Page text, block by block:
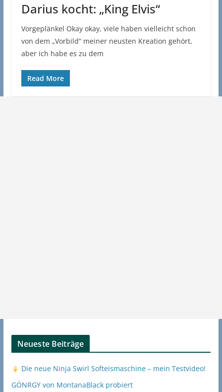
Darius kocht: „King Elvis“
Vorgeplänkel Okay okay, viele haben vielleicht schon
von dem „Vorbild“ meiner neusten Kreation gehört,
aber ich habe es zu dem
Read More
Neueste Beiträge
Die neue Ninja Swirl Softeismaschine – mein Testvideo!
GÖNRGY von MontanaBlack probiert